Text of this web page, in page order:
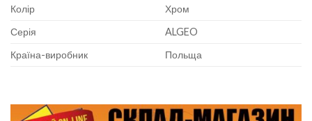
Колір
Хром
Серія
ALGEO
Країна-виробник
Польща